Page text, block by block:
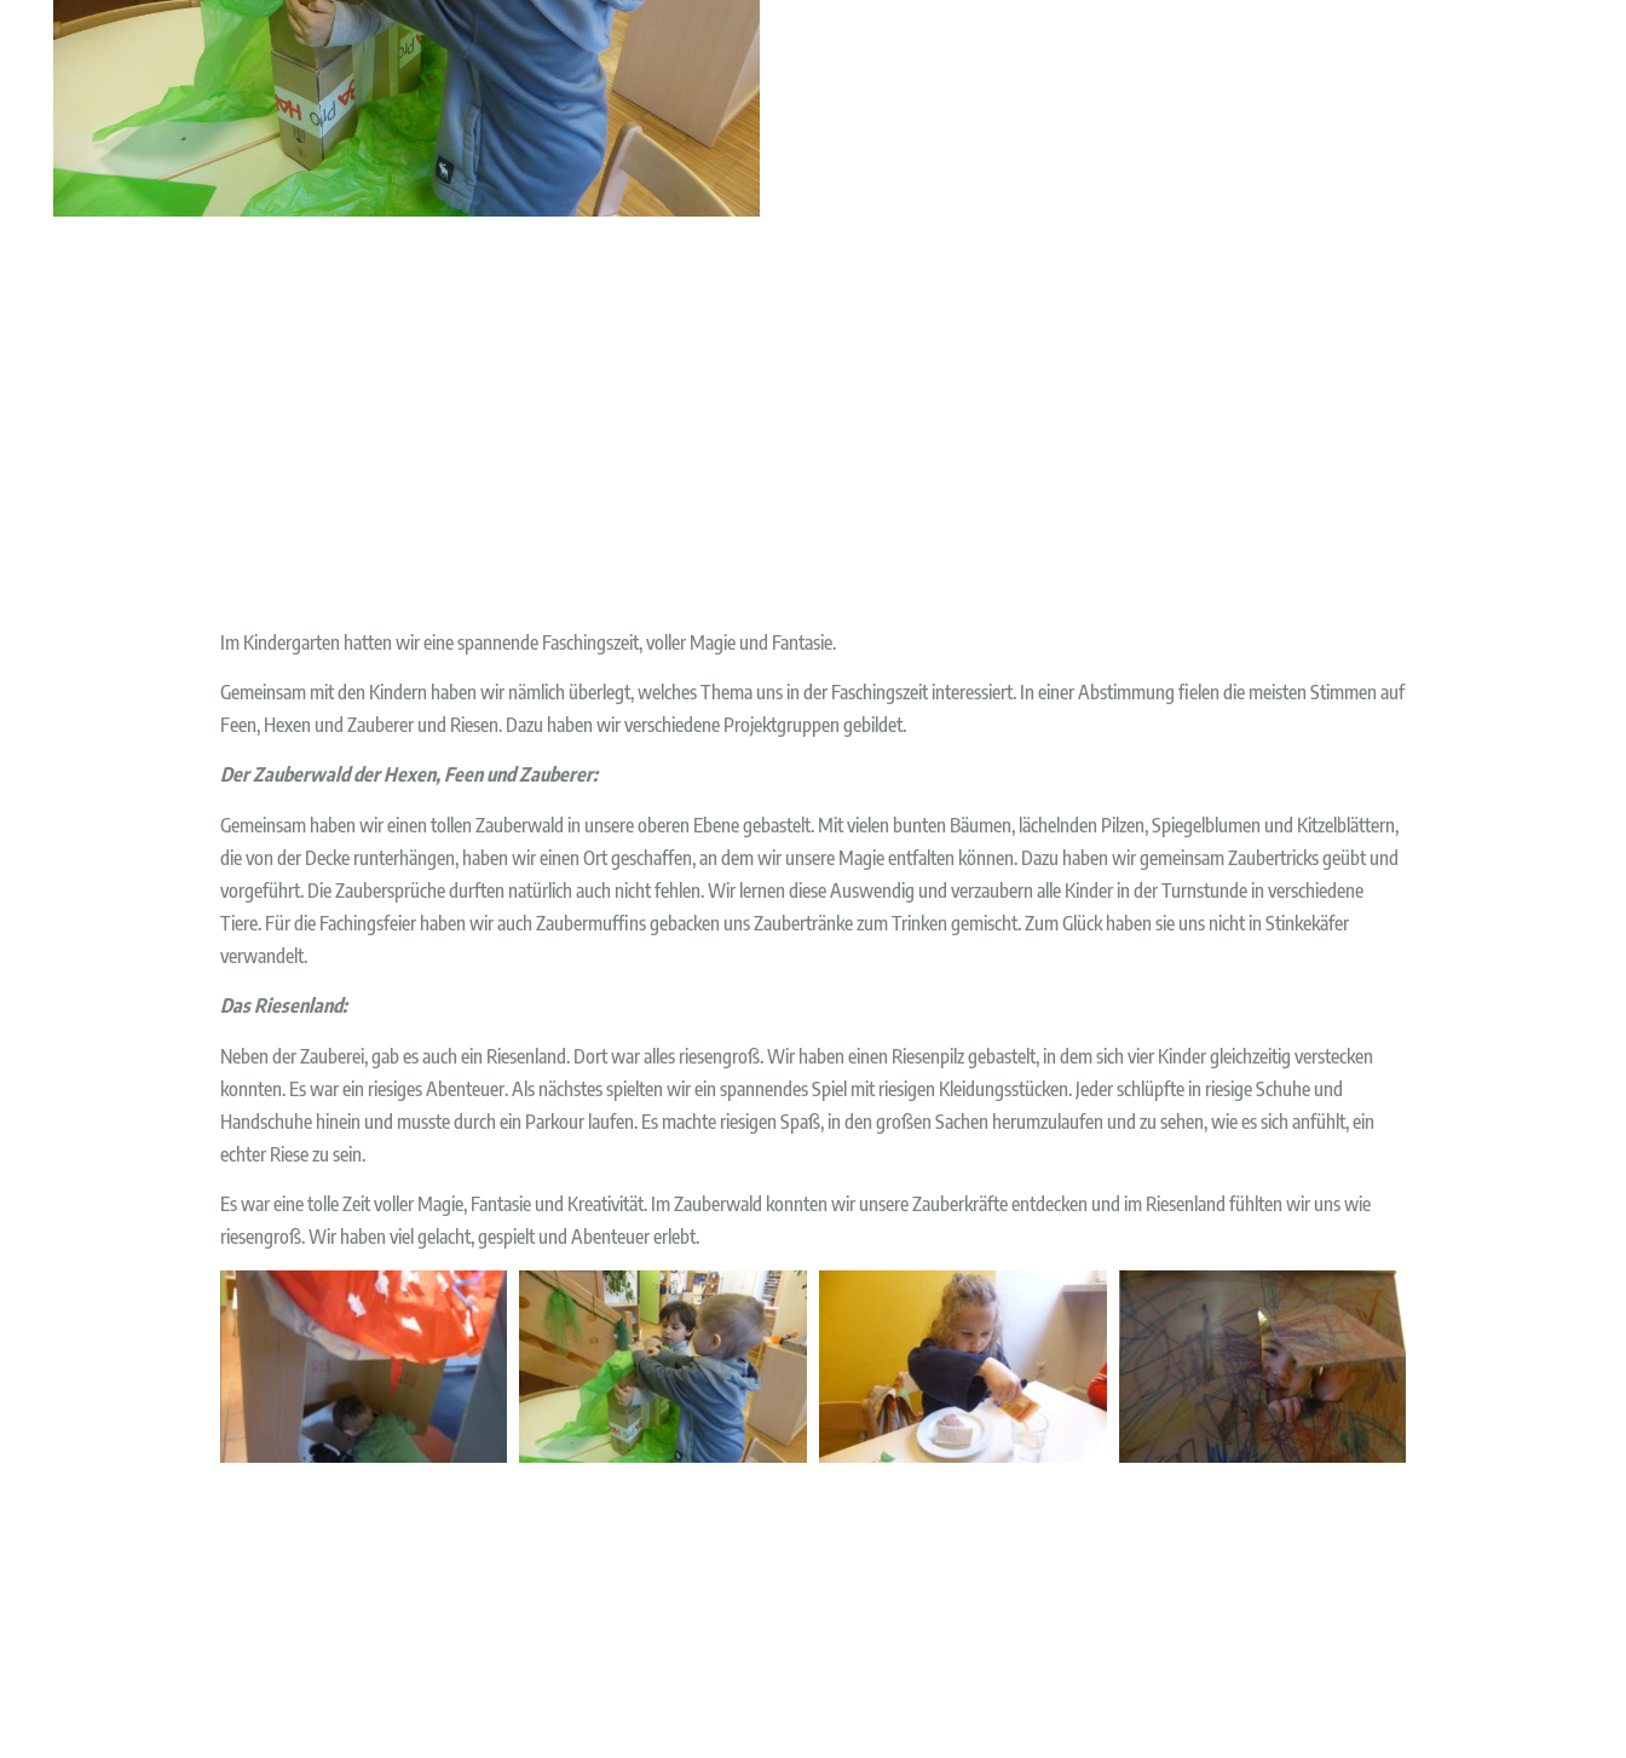
Im Kindergarten hatten wir eine spannende Faschingszeit, voller Magie und Fantasie.
Gemeinsam mit den Kindern haben wir nämlich überlegt, welches Thema uns in der Faschingszeit interessiert. In einer Abstimmung fielen die meisten Stimmen auf
Feen, Hexen und Zauberer und Riesen. Dazu haben wir verschiedene Projektgruppen gebildet.
Der Zauberwald der Hexen, Feen und Zauberer:
Gemeinsam haben wir einen tollen Zauberwald in unsere oberen Ebene gebastelt. Mit vielen bunten Bäumen, lächelnden Pilzen, Spiegelblumen und Kitzelblättern,
die von der Decke runterhängen, haben wir einen Ort geschaffen, an dem wir unsere Magie entfalten können. Dazu haben wir gemeinsam Zaubertricks geübt und
vorgeführt. Die Zaubersprüche durften natürlich auch nicht fehlen. Wir lernen diese Auswendig und verzaubern alle Kinder in der Turnstunde in verschiedene
Tiere. Für die Fachingsfeier haben wir auch Zaubermuffins gebacken uns Zaubertränke zum Trinken gemischt. Zum Glück haben sie uns nicht in Stinkekäfer
verwandelt.
Das Riesenland:
Neben der Zauberei, gab es auch ein Riesenland. Dort war alles riesengroß. Wir haben einen Riesenpilz gebastelt, in dem sich vier Kinder gleichzeitig verstecken
konnten. Es war ein riesiges Abenteuer. Als nächstes spielten wir ein spannendes Spiel mit riesigen Kleidungsstücken. Jeder schlüpfte in riesige Schuhe und
Handschuhe hinein und musste durch ein Parkour laufen. Es machte riesigen Spaß, in den großen Sachen herumzulaufen und zu sehen, wie es sich anfühlt, ein
echter Riese zu sein.
Es war eine tolle Zeit voller Magie, Fantasie und Kreativität. Im Zauberwald konnten wir unsere Zauberkräfte entdecken und im Riesenland fühlten wir uns wie
riesengroß. Wir haben viel gelacht, gespielt und Abenteuer erlebt.